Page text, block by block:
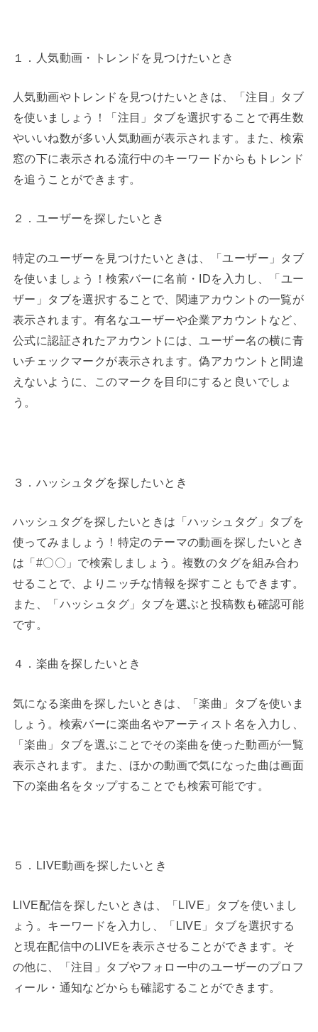
１．人気動画・トレンドを見つけたいとき
人気動画やトレンドを見つけたいときは、「注目」タブ
を使いましょう！「注目」タブを選択することで再生数
やいいね数が多い人気動画が表示されます。また、検索
窓の下に表示される流行中のキーワードからもトレンド
を追うことができます。
２．ユーザーを探したいとき
特定のユーザーを見つけたいときは、「ユーザー」タブ
を使いましょう！検索バーに名前・IDを入力し、「ユー
ザー」タブを選択することで、関連アカウントの一覧が
表示されます。有名なユーザーや企業アカウントなど、
公式に認証されたアカウントには、ユーザー名の横に青
いチェックマークが表示されます。偽アカウントと間違
えないように、このマークを目印にすると良いでしょ
う。
３．ハッシュタグを探したいとき
ハッシュタグを探したいときは「ハッシュタグ」タブを
使ってみましょう！特定のテーマの動画を探したいとき
は「#〇〇」で検索しましょう。複数のタグを組み合わ
せることで、よりニッチな情報を探すこともできます。
また、「ハッシュタグ」タブを選ぶと投稿数も確認可能
です。
４．楽曲を探したいとき
気になる楽曲を探したいときは、「楽曲」タブを使いま
しょう。検索バーに楽曲名やアーティスト名を入力し、
「楽曲」タブを選ぶことでその楽曲を使った動画が一覧
表示されます。また、ほかの動画で気になった曲は画面
下の楽曲名をタップすることでも検索可能です。
５．LIVE動画を探したいとき
LIVE配信を探したいときは、「LIVE」タブを使いまし
ょう。キーワードを入力し、「LIVE」タブを選択する
と現在配信中のLIVEを表示させることができます。そ
の他に、「注目」タブやフォロー中のユーザーのプロフ
ィール・通知などからも確認することができます。